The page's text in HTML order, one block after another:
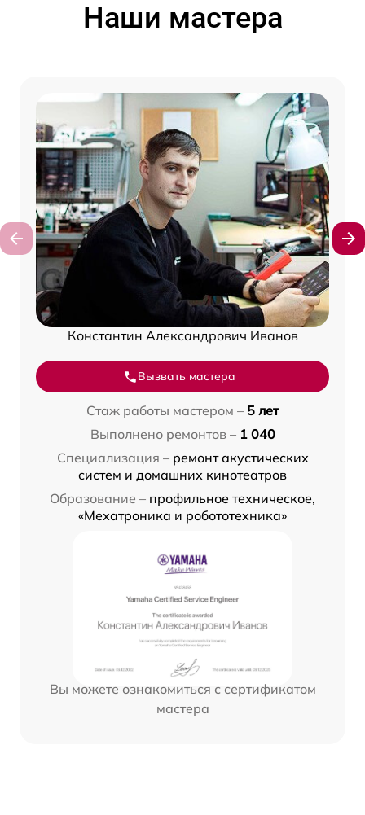
Наши мастера
Константин Александрович Иванов
Вызвать мастера
Стаж работы мастером – 5 лет
Выполнено ремонтов – 1 040
Специализация – ремонт акустических
систем и домашних кинотеатров
Образование – профильное техническое,
«Мехатроника и робототехника»
Вы можете ознакомиться с сертификатом
мастера